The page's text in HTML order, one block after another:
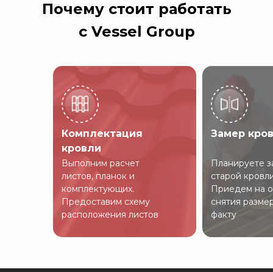
Комплектация
кровли
Выполним расчет
листов, планок и
комплектующих.
Предоставим схему
расположения листов
Замер
Планируете
старой
Приедем на
снятия
факту
Почему стоит работать
с Vessel Group